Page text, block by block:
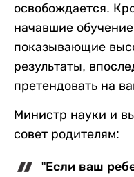
освобождается.
начавшие
показывающие
результаты,
претендовать на
Министр науки и
совет родителям:
"Если ваш